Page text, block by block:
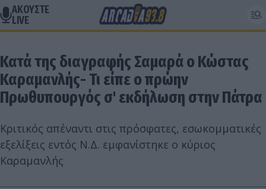
ΑΚΟΥΣΤΕ
LIVE
Κατά της διαγραφής Σαμαρά ο Κώστας
Καραμανλής- Τι είπε ο πρώην
Πρωθυπουργός σ' εκδήλωση στην Πάτρα
Κριτικός απέναντι στις πρόσφατες, εσωκομματικές
εξελίξεις εντός Ν.Δ. εμφανίστηκε ο κύριος
Καραμανλής